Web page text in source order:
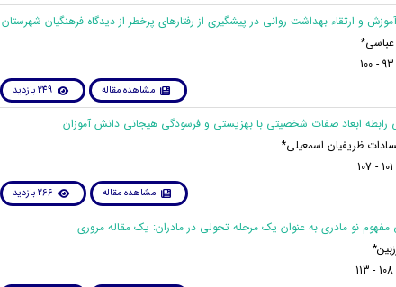
عباسی*
مشاهده مقاله 249 بازدید
ظریفیان اسمعیلی*
مشاهده مقاله 266 بازدید